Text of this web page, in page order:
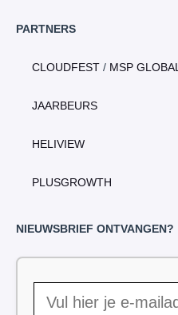
PARTNERS
CLOUDFEST / MSP GLOBAL
JAARBEURS
HELIVIEW
PLUSGROWTH
NIEUWSBRIEF ONTVANGEN?